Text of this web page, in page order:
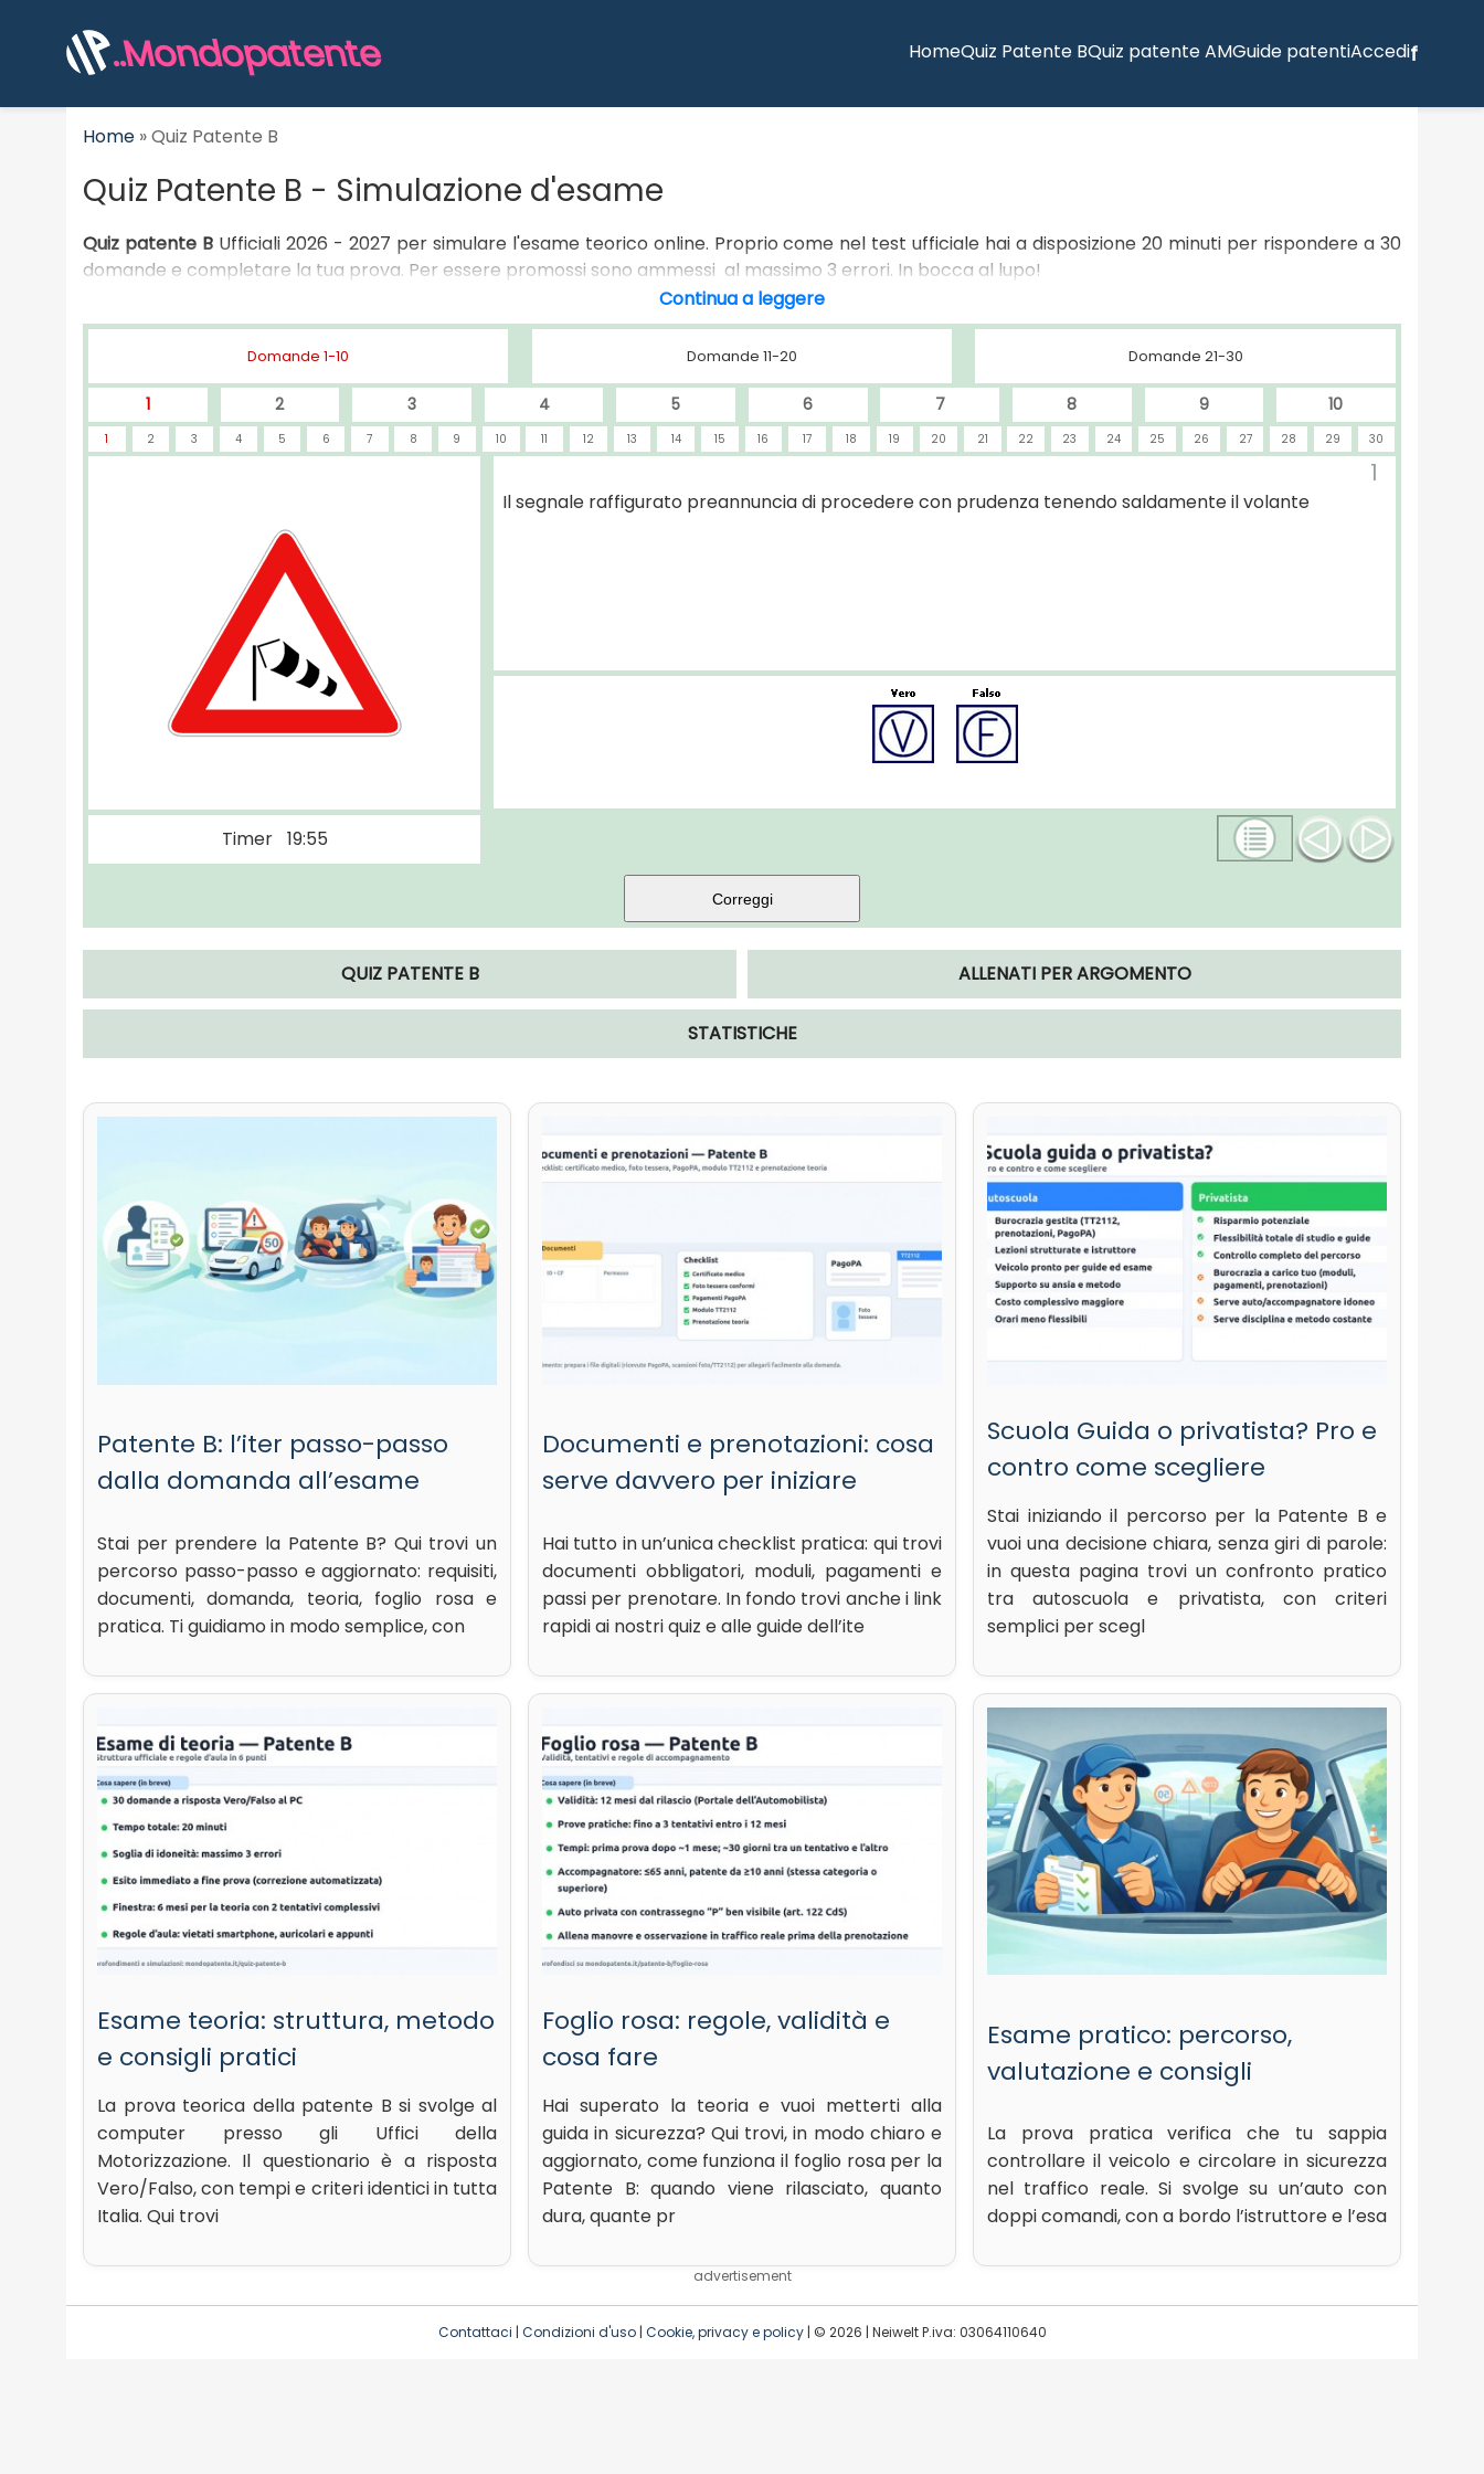
..Mondopatente HomeQuiz Patente BQuiz patente AMGuide patentiAccedif
Home »Quiz Patente B
Quiz Patente B - Simulazione d'esame
Quiz patente BUfficiali 2026 - 2027 per simulare l'esame teorico online. Proprio come nel test ufficiale hai a disposizione 20 minuti per rispondere a 30
domande e completare la tua prova. Per essere promossi sono ammessi al massimo 3 errori. In bocca al lupo!
Domande 1-10 Domande 11-20 Domande 21-30
1 2 3 4 5 6 7 8 9 10
1 2 3 4 5 6 7 8 9 10 11 12 13 14 15 16 17 18 19 20 21 22 23 24 25 26 27 28 29 30
1
Il segnale raffigurato preannuncia di procedere con prudenza tenendo saldamente il volante
Timer 19:54
QUIZ PATENTE B ALLENATI PER ARGOMENTO
STATISTICHE
Patente B: l’iter passo-passo
dalla domanda all’esame
Stai per prendere la Patente B? Qui trovi un
percorso passo-passo e aggiornato: requisiti,
documenti, domanda, teoria, foglio rosa e
pratica. Ti guidiamo in modo semplice, con
Documenti e prenotazioni: cosa
serve davvero per iniziare
Hai tutto in un’unica checklist pratica: qui trovi
documenti obbligatori, moduli, pagamenti e
passi per prenotare. In fondo trovi anche i link
rapidi ai nostri quiz e alle guide dell’ite
Scuola Guida o privatista? Pro e
contro come scegliere
Stai iniziando il percorso per la Patente B e
vuoi una decisione chiara, senza giri di parole:
in questa pagina trovi un confronto pratico
tra autoscuola e privatista, con criteri
semplici per scegl
Esame teoria: struttura, metodo
e consigli pratici
La prova teorica della patente B si svolge al
computer presso gli Uffici della
Motorizzazione. Il questionario è a risposta
Vero/Falso, con tempi e criteri identici in tutta
Italia. Qui trovi
Foglio rosa: regole, validità e
cosa fare
Hai superato la teoria e vuoi metterti alla
guida in sicurezza? Qui trovi, in modo chiaro e
aggiornato, come funziona il foglio rosa per la
Patente B: quando viene rilasciato, quanto
dura, quante pr
Esame pratico: percorso,
valutazione e consigli
La prova pratica verifica che tu sappia
controllare il veicolo e circolare in sicurezza
nel traffico reale. Si svolge su un’auto con
doppi comandi, con a bordo l’istruttore e l’esa
advertisement
Contattaci | Condizioni d'uso| Cookie, privacy e policy| © 2026 | Neiwelt P.iva: 03064110640